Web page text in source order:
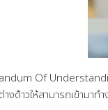
Of
งด้าวให้สามารถเข้ามา